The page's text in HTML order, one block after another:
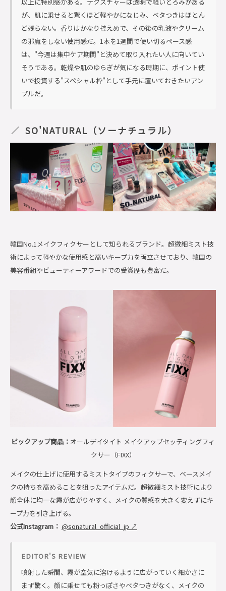
以上に特別感がある。テクスチャーは透明で軽いとろみがある
が、肌に乗せると驚くほど軽やかになじみ、ベタつきはほとん
ど残らない。香りはかなり控えめで、その後の乳液やクリーム
の邪魔をしない使用感だ。1本を1週間で使い切るペース感
は、"今週は集中ケア期間"と決めて取り入れたい人に向いてい
そうである。乾燥や肌のゆらぎが気になる時期に、ポイント使
いで投資する"スペシャル枠"として手元に置いておきたいアン
プルだ。
SO'NATURAL（ソーナチュラル）
韓国No.1メイクフィクサーとして知られるブランド。超微細ミスト技
術によって軽やかな使用感と高いキープ力を両立させており、韓国の
美容番組やビューティーアワードでの受賞歴も豊富だ。
ピックアップ商品： オールデイタイト メイクアップセッティングフィ
クサー（FIXX）
メイクの仕上げに使用するミストタイプのフィクサーで、ベースメイ
クの持ちを高めることを狙ったアイテムだ。超微細ミスト技術により
顔全体に均一な霧が広がりやすく、メイクの質感を大きく変えずにキ
ープ力を引き上げる。
公式Instagram： @sonatural_official_jp ↗
EDITOR'S REVIEW
噴射した瞬間、霧が空気に溶けるように広がっていく細かさに
まず驚く。顔に乗せても粉っぽさやベタつきがなく、メイクの